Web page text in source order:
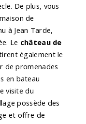
De plus, vous
de
à Jean Tarde,
Le château de
également le
de promenades
en bateau
visite du
possède des
et offre de